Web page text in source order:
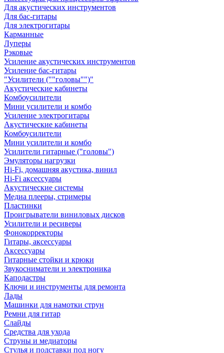
Для акустических инструментов
Для бас-гитары
Для электрогитары
Карманные
Луперы
Рэковые
Усиление акустических инструментов
Усиление бас-гитары
"Усилители (""головы"")"
Акустические кабинеты
Комбоусилители
Мини усилители и комбо
Усиление электрогитары
Акустические кабинеты
Комбоусилители
Мини усилители и комбо
Усилители гитарные ("головы")
Эмуляторы нагрузки
Hi-Fi, домашняя акустика, винил
Hi-Fi аксессуары
Акустические системы
Медиа плееры, стримеры
Пластинки
Проигрыватели виниловых дисков
Усилители и ресиверы
Фонокорректоры
Гитары, аксессуары
Аксессуары
Гитарные стойки и крюки
Звукосниматели и электроника
Каподастры
Ключи и инструменты для ремонта
Лады
Машинки для намотки струн
Ремни для гитар
Слайды
Средства для ухода
Струны и медиаторы
Стулья и подставки под ногу